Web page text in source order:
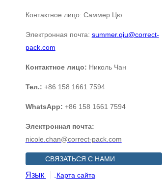
Контактное лицо: Саммер Цю
Электронная почта: summer.qiu@correct-
pack.com
Контактное лицо: Николь Чан
Тел.: +86 158 1661 7594
WhatsApp: +86 158 1661 7594
Электронная почта:
nicole.chan@correct-pack.com
СВЯЗАТЬСЯ С НАМИ
Язык Карта сайта